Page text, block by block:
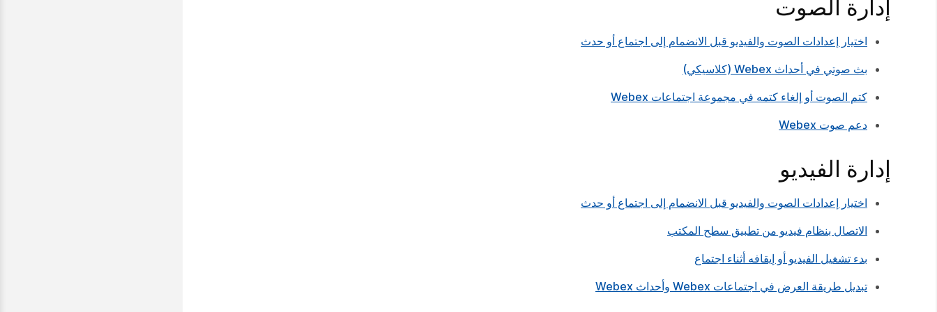
إدارة الصوت
اختيار إعدادات الصوت والفيديو قبل الانضمام إلى اجتماع أو حدث
بث صوتي في أحداث Webex (كلاسيكي)
كتم الصوت أو إلغاء كتمه في مجموعة اجتماعات Webex
دعم صوت Webex
إدارة الفيديو
اختيار إعدادات الصوت والفيديو قبل الانضمام إلى اجتماع أو حدث
الاتصال بنظام فيديو من تطبيق سطح المكتب
بدء تشغيل الفيديو أو إيقافه أثناء اجتماع
تبديل طريقة العرض في اجتماعات Webex وأحداث Webex